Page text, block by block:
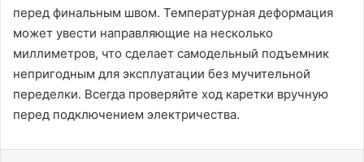
перед финальным швом. Температурная деформация
может увести направляющие на несколько
миллиметров, что сделает самодельный подъемник
непригодным для эксплуатации без мучительной
переделки. Всегда проверяйте ход каретки вручную
перед подключением электричества.